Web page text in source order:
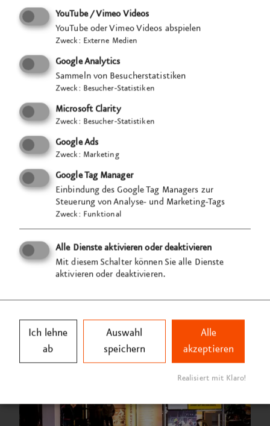
YouTube / Vimeo Videos
YouTube oder Vimeo Videos abspielen
Zweck: Externe Medien
Google Analytics
Sammeln von Besucherstatistiken
Zweck: Besucher-Statistiken
Microsoft Clarity
Zweck: Besucher-Statistiken
Google Ads
Zweck: Marketing
Google Tag Manager
Einbindung des Google Tag Managers zur
Steuerung von Analyse- und Marketing-Tags
Zweck: Funktional
Alle Dienste aktivieren oder deaktivieren
Mit diesem Schalter können Sie alle Dienste
aktivieren oder deaktivieren.
Ich lehne
ab
Auswahl
speichern
Alle
akzeptieren
Realisiert mit Klaro!